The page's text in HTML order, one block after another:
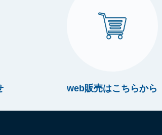
web販売はこちらから